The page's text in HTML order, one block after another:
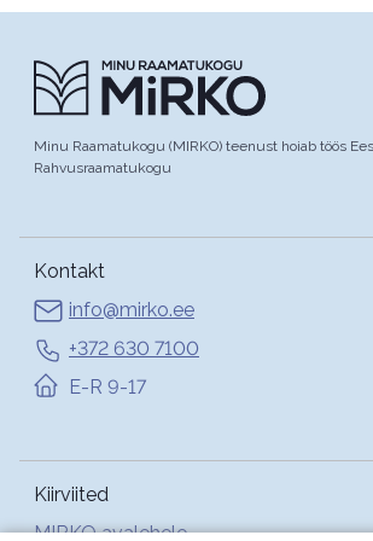
Minu Raamatukogu (MIRKO) teenust hoiab töös
Rahvusraamatukogu
Kontakt
info@mirko.ee
+372 630 7100
E-R 9-17
Kiirviited
MIRKO avalehele